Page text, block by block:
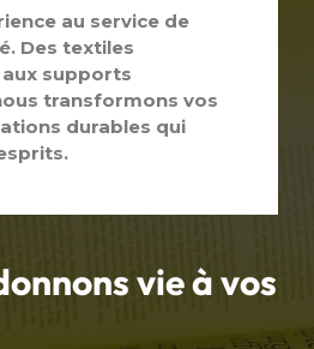
vie à vos
au service de
Des textiles
supports
transformons vos
durables qui